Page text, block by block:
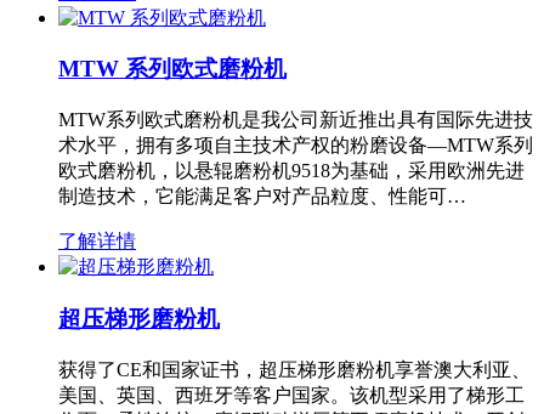
MTW 系列欧式磨粉机
MTW系列欧式磨粉机是我公司新近推出具有国际先进技
术水平，拥有多项自主技术产权的粉磨设备—MTW系列
欧式磨粉机，以悬辊磨粉机9518为基础，采用欧洲先进
制造技术，它能满足客户对产品粒度、性能可…
了解详情
超压梯形磨粉机
获得了CE和国家证书，超压梯形磨粉机享誉澳大利亚、
美国、英国、西班牙等客户国家。该机型采用了梯形工